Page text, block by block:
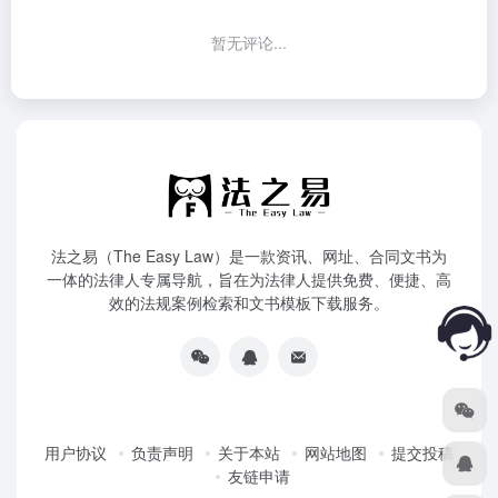
暂无评论...
法之易（The Easy Law）是一款资讯、网址、合同文书为
一体的法律人专属导航，旨在为法律人提供免费、便捷、高
效的法规案例检索和文书模板下载服务。
用户协议 负责声明 关于本站 网站地图
提交投稿
友链申请